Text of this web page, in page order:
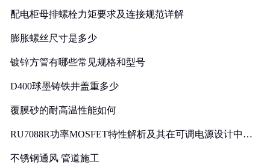
配电柜母排螺栓力矩要求及连接规范详解
膨胀螺丝尺寸是多少
镀锌方管有哪些常见规格和型号
D400球墨铸铁井盖重多少
覆膜砂的耐高温性能如何
RU7088R功率MOSFET特性解析及其在可调电源设计中的
不锈钢通风 管道施工